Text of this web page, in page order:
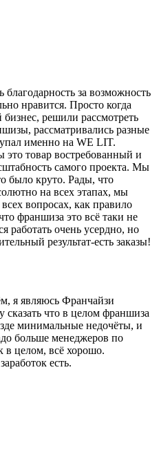
за возможность
нравится. Просто когда
бизнес, решили рассмотреть
рассматривались разные
именно на WE LIT.
это товар востребованный и
самого проекта. Мы
было круто. Рады, что
на всех этапах, мы
вопросах, как правило
франшиза это всё таки не
работать очень усердно, но
результат-есть заказы!
я являюсь Франчайзи
что в целом франшиза
минимальные недочёты, и
больше менеджеров по
в целом, всё хорошо.
есть.